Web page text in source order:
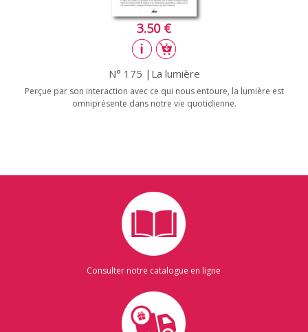
3.50 €
N° 175 |La lumière
Perçue par son interaction avec ce qui nous entoure, la lumière est
omniprésente dans notre vie quotidienne.
Consulter notre catalogue en ligne